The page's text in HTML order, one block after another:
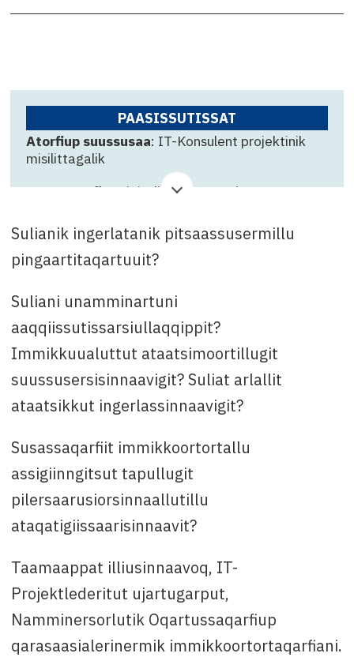
PAASISSUTISSAT
Atorfiup suussusaa: IT-Konsulent projektinik
misilittagalik
Suliffeqarfik: Digitaliseringsstyrelsen
Qinnuteqarfissamut killigititaq
: 24. juuli
Attavissaq: Aputsiaq Gudbrand Petersen
ugguuna: Mail: apu@nanoq.gl. Oqarasuaat +299
345887
Sulianik ingerlatanik pitsaassusermillu
pingaartitaqartuuit?
Suliani unamminartuni
aaqqiissutissarsiullaqqippit?
Immikkuualuttut ataatsimoortillugit
suussusersisinnaavigit? Suliat arlallit
ataatsikkut ingerlassinnaavigit?
Susassaqarfiit immikkoortortallu
assigiinngitsut tapullugit
pilersaarusiorsinnaallutillu
ataqatigiissaarisinnaavit?
Taamaappat illiusinnaavoq, IT-
Projektlederitut ujartugarput,
Namminersorlutik Oqartussaqarfiup
qarasaasialerinermik immikkoortortaqarfiani.